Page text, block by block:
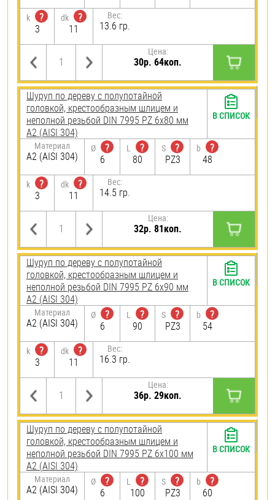
k
?
3
dk
?
11
Вес:
13.6 гр.
Цена:
30р. 64коп.
Шуруп по дереву с полупотайной
головкой, крестообразным шлицем и
неполной резьбой DIN 7995 PZ 6х80 мм
А2 (AISI 304)
Материал
А2 (AISI 304)
Ø
?
6
L
?
80
S
?
PZ3
b
?
48
k
?
3
dk
?
11
Вес:
14.5 гр.
Цена:
32р. 81коп.
В СПИСОК
Шуруп по дереву с полупотайной
головкой, крестообразным шлицем и
неполной резьбой DIN 7995 PZ 6х90 мм
А2 (AISI 304)
Материал
А2 (AISI 304)
Ø
?
6
L
?
90
S
?
PZ3
b
?
54
k
?
3
dk
?
11
Вес:
16.3 гр.
Цена:
36р. 29коп.
В СПИСОК
Шуруп по дереву с полупотайной
головкой, крестообразным шлицем и
неполной резьбой DIN 7995 PZ 6х100 мм
А2 (AISI 304)
Материал
А2 (AISI 304)
Ø
?
6
L
?
100
S
?
PZ3
b
?
60
В СПИСОК